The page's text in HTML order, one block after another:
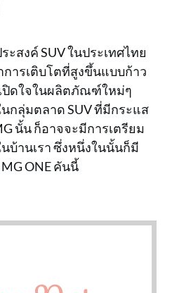
สงค์ SUV ในประเทศไทย
การเติบโตที่สูงขึ้นแบบก้าว
ปิดใจในผลิตภัณฑ์ใหม่ๆ
กลุ่มตลาด SUV ที่มีกระแส
นั้น ก็อาจจะมีการเตรียม
บ้านเรา ซึ่งหนึ่งในนั้นก็มี
ONE คันนี้